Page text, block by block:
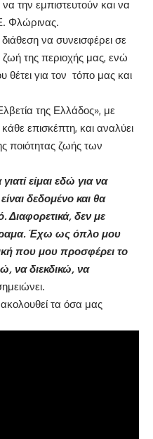
την εμπιστευτούν και να
Φλώρινας.
να συνεισφέρει σε
ζωή της περιοχής μας, ενώ
θέτει για τον τόπο μας και
της Ελλάδος», με
επισκέπτη, και αναλύει
ποιότητας ζωής των
είμαι εδώ για να
δεδομένο και θα
Διαφορετικά, δεν με
Έχω ως όπλο μου
που μου προσφέρει το
να διεκδικώ, να
τα όσα μας